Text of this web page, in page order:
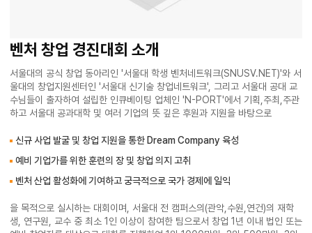
벤처 창업 경진대회 소개
서울대의 공식 창업 동아리인 '서울대 학생 벤처네트워크(SNUSV.NET)'와 서
울대의 창업지원센터인 '서울대 신기술 창업네트워크', 그리고 서울대 공대 교
수님들이 출자하여 설립한 인큐베이팅 업체인 'N-PORT'에서 기획,주최,주관
하고 서울대 공과대학 및 여러 기업의 뜻 깊은 후원과 지원을 바탕으로
신규 사업 발굴 및 창업 지원을 통한 Dream Company 육성
예비 기업가를 위한 훈련의 장 및 창업 의지 고취
벤처 산업 활성화에 기여하고 궁극적으로 국가 경제에 일익
을 목적으로 실시하는 대회이며, 서울대 전 캠퍼스의(관악,수원,연건)의 재학
생, 연구원, 교수 중 최소 1인 이상이 참여한 팀으로서 창업 1년 이내 법인 또는